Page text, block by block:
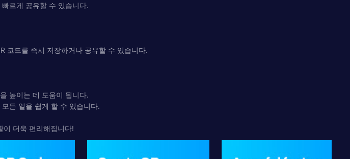
르게 공유할 수 있습니다.
코드를 즉시 저장하거나 공유할 수 있습니다.
높이는 데 도움이 됩니다.
든 일을 쉽게 할 수 있습니다.
이 더욱 편리해집니다!